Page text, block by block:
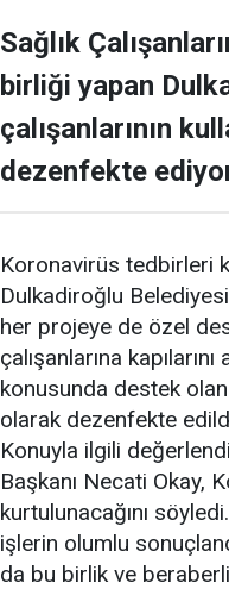
Sağlık
birliği yapan
çalışanlarının
dezenfekte
Koronavirüs tedbirleri
Dulkadiroğlu
her projeye de özel
çalışanlarına
konusunda destek
olarak dezenfekte
Konuyla ilgili
Başkanı Necati Okay,
kurtulunacağını
işlerin olumlu
da bu birlik ve